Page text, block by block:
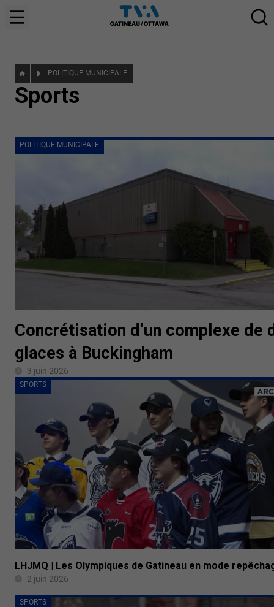
POLITIQUE MUNICIPALE
Sports
POLITIQUE MUNICIPALE
Concrétisation d’un complexe de
glaces à Buckingham
3 juin 2026
SPORTS
LHJMQ | Les Olympiques de Gatineau en mode
2 juin 2026
SPORTS